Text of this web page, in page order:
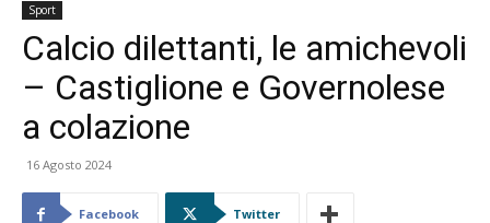
Sport
Calcio dilettanti, le amichevoli
– Castiglione e Governolese
a colazione
16 Agosto 2024
Facebook Twitter